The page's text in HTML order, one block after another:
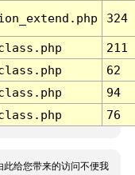
324
211
62
94
76
此给您带来的访问不便我